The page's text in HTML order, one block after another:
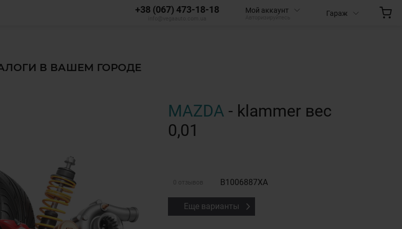
+38 (067) 473-18-18 Мой аккаунт Гараж
В ВАШЕМ ГОРОДЕ
MAZDA - klammer вес
0,01
0 отзывов B1006887XA
Еще варианты